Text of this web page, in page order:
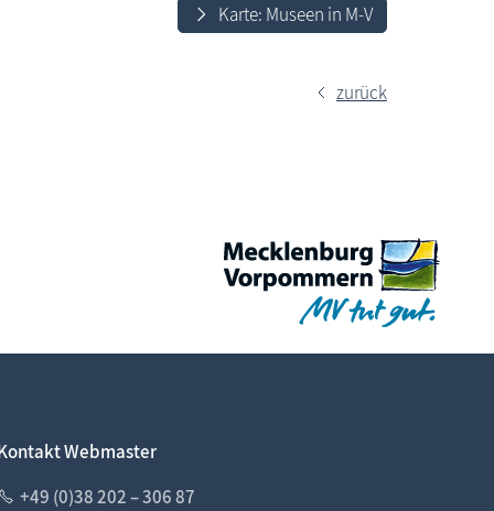
Karte: Museen in M-V
zurück
Webmaster
+49 (0)38 202 – 306 87